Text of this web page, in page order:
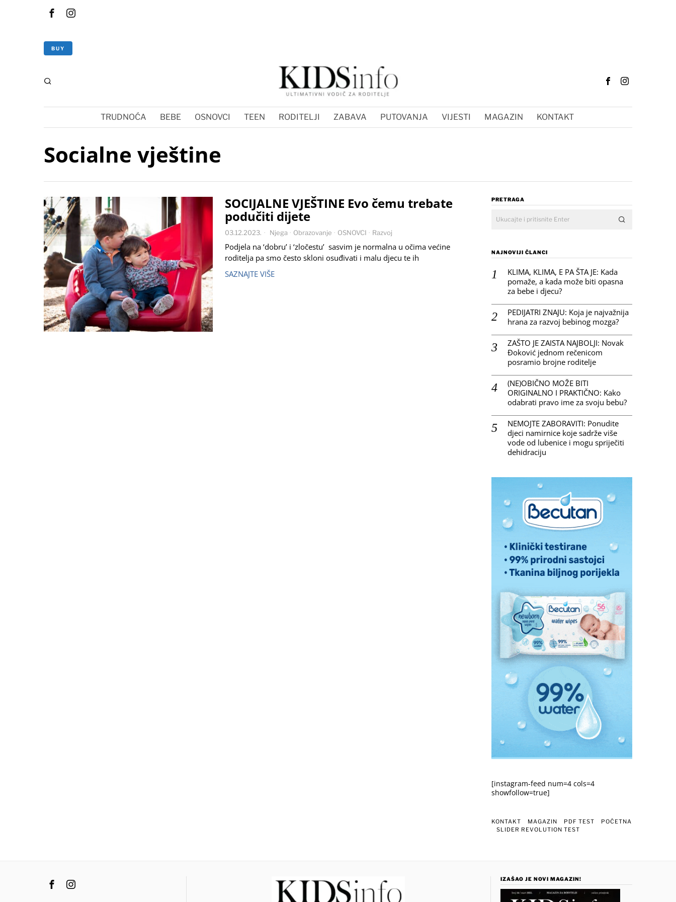
BUY
TRUDNOĆA BEBE OSNOVCI TEEN RODITELJI ZABAVA PUTOVANJA VIJESTI MAGAZIN KONTAKT
Socialne vještine
SOCIJALNE VJEŠTINE Evo čemu trebate
podučiti dijete
03.12.2023. Njega · Obrazovanje · OSNOVCI · Razvoj
Podjela na ‘dobru’ i ‘zločestu’ sasvim je normalna u očima većine
roditelja pa smo često skloni osuđivati i malu djecu te ih
SAZNAJTE VIŠE
PRETRAGA
NAJNOVIJI ČLANCI
KLIMA, KLIMA, E PA ŠTA JE: Kada
pomaže, a kada može biti opasna
za bebe i djecu?
PEDIJATRI ZNAJU: Koja je najvažnija
hrana za razvoj bebinog mozga?
ZAŠTO JE ZAISTA NAJBOLJI: Novak
Đoković jednom rečenicom
posramio brojne roditelje
(NE)OBIČNO MOŽE BITI
ORIGINALNO I PRAKTIČNO: Kako
odabrati pravo ime za svoju bebu?
NEMOJTE ZABORAVITI: Ponudite
djeci namirnice koje sadrže više
vode od lubenice i mogu spriječiti
dehidraciju
[instagram-feed num=4 cols=4
showfollow=true]
KONTAKT MAGAZIN PDF TEST
POČETNA
SLIDER REVOLUTION TEST
IZAŠAO JE NOVI MAGAZIN!